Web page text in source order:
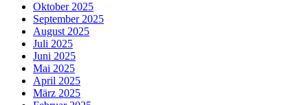
Oktober 2025
September 2025
August 2025
Juli 2025
Juni 2025
Mai 2025
April 2025
März 2025